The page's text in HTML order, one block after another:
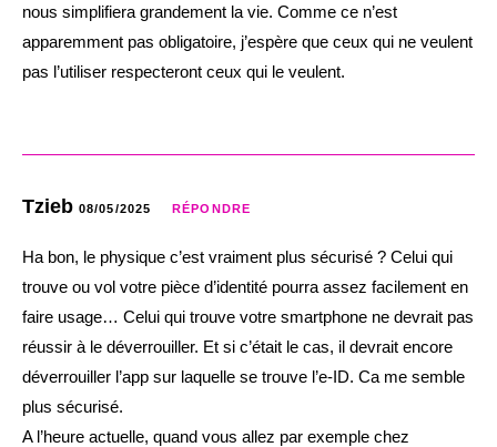
nous simplifiera grandement la vie. Comme ce n’est
apparemment pas obligatoire, j’espère que ceux qui ne veulent
pas l’utiliser respecteront ceux qui le veulent.
Tzieb 08/05/2025 RÉPONDRE
Ha bon, le physique c’est vraiment plus sécurisé ? Celui qui
trouve ou vol votre pièce d’identité pourra assez facilement en
faire usage… Celui qui trouve votre smartphone ne devrait pas
réussir à le déverrouiller. Et si c’était le cas, il devrait encore
déverrouiller l’app sur laquelle se trouve l’e-ID. Ca me semble
plus sécurisé.
A l’heure actuelle, quand vous allez par exemple chez